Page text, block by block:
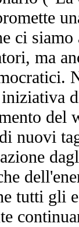
ci
ma
del
nuovi
tutti gli